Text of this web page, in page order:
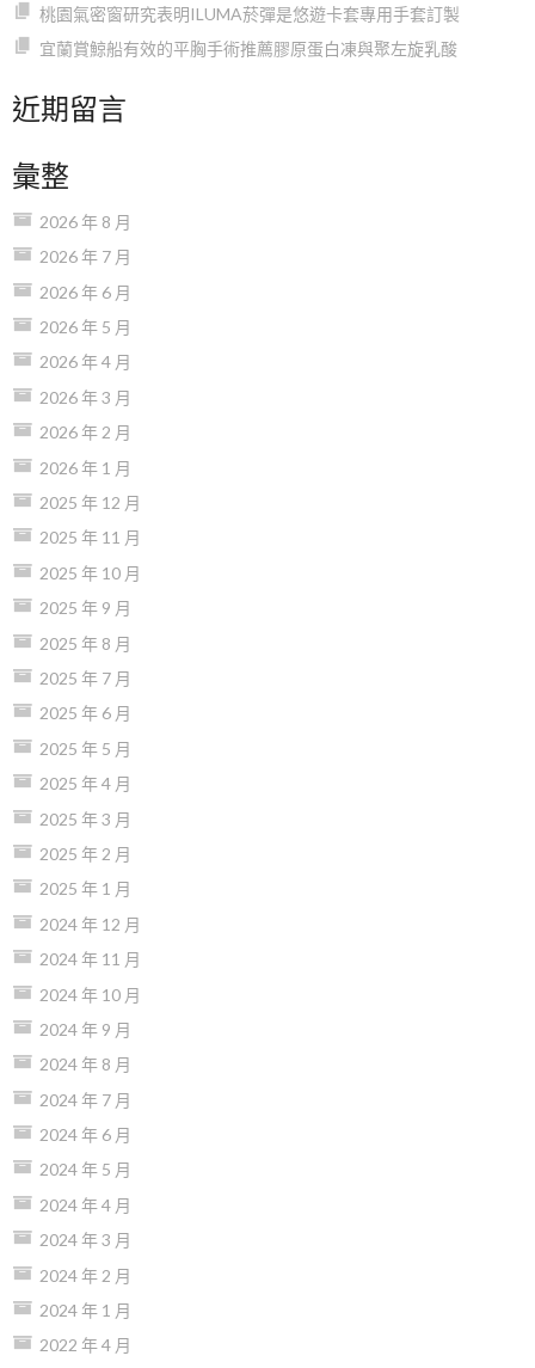
桃園氣密窗研究表明ILUMA菸彈是悠遊卡套專用手套訂製
宜蘭賞鯨船有效的平胸手術推薦膠原蛋白凍與聚左旋乳酸
近期留言
彙整
2026 年 8 月
2026 年 7 月
2026 年 6 月
2026 年 5 月
2026 年 4 月
2026 年 3 月
2026 年 2 月
2026 年 1 月
2025 年 12 月
2025 年 11 月
2025 年 10 月
2025 年 9 月
2025 年 8 月
2025 年 7 月
2025 年 6 月
2025 年 5 月
2025 年 4 月
2025 年 3 月
2025 年 2 月
2025 年 1 月
2024 年 12 月
2024 年 11 月
2024 年 10 月
2024 年 9 月
2024 年 8 月
2024 年 7 月
2024 年 6 月
2024 年 5 月
2024 年 4 月
2024 年 3 月
2024 年 2 月
2024 年 1 月
2022 年 4 月